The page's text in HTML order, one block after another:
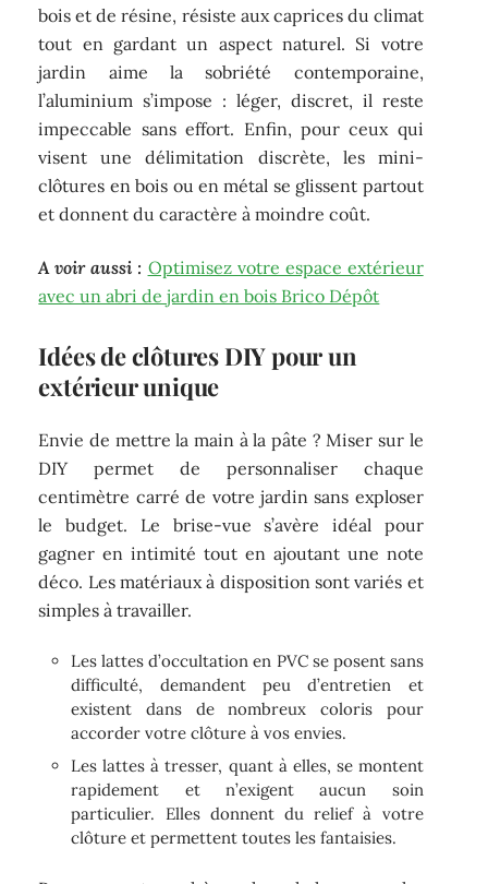
bois et de résine, résiste aux caprices du climat
tout en gardant un aspect naturel. Si votre
jardin aime la sobriété contemporaine,
l’aluminium s’impose : léger, discret, il reste
impeccable sans effort. Enfin, pour ceux qui
visent une délimitation discrète, les mini-
clôtures en bois ou en métal se glissent partout
et donnent du caractère à moindre coût.
A voir aussi : Optimisez votre espace extérieur
avec un abri de jardin en bois Brico Dépôt
Idées de clôtures DIY pour un
extérieur unique
Envie de mettre la main à la pâte ? Miser sur le
DIY permet de personnaliser chaque
centimètre carré de votre jardin sans exploser
le budget. Le brise-vue s’avère idéal pour
gagner en intimité tout en ajoutant une note
déco. Les matériaux à disposition sont variés et
simples à travailler.
Les lattes d’occultation en PVC se posent sans
difficulté, demandent peu d’entretien et
existent dans de nombreux coloris pour
accorder votre clôture à vos envies.
Les lattes à tresser, quant à elles, se montent
rapidement et n’exigent aucun soin
particulier. Elles donnent du relief à votre
clôture et permettent toutes les fantaisies.